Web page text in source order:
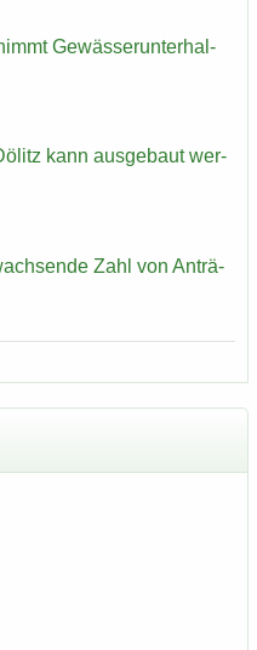
Ge­wäs­ser­un­ter­hal­
kann aus­ge­baut wer­
Zahl von An­trä­